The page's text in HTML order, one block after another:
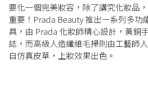
要化一個完美妝容，除了講究化妝品
重要！Prada Beauty 推出一系列多功
具，由 Prada 化妝師精心設計，黃銅
誌，而高級人造纖維毛掃則由工藝師
自仿真皮草，上妝效果出色。